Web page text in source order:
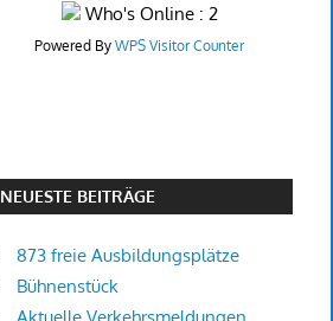
Who's Online : 2
Powered ByWPS Visitor Counter
NEUESTE BEITRÄGE
873 freie Ausbildungsplätze
Bühnenstück